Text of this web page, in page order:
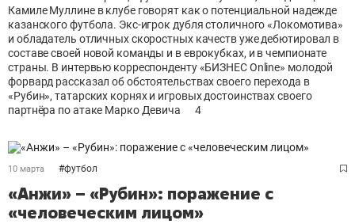
Камиле Муллине в клубе говорят как о потенциальной надежде
казанского футбола. Экс-игрок дубля столичного «Локомотива»
и обладатель отличных скоростных качеств уже дебютировал в
составе своей новой команды и в еврокубках, и в чемпионате
страны. В интервью корреспонденту «БИЗНЕС Online» молодой
форвард рассказал об обстоятельствах своего перехода в
«Рубин», татарских корнях и игровых достоинствах своего
партнёра по атаке Марко Девича
4
10 марта #футбол
«Анжи» – «Рубин»: поражение с
«человеческим лицом»